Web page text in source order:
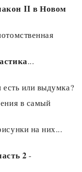
II в Новом
...
есть или выдумка?
в самый
на них...
2 -